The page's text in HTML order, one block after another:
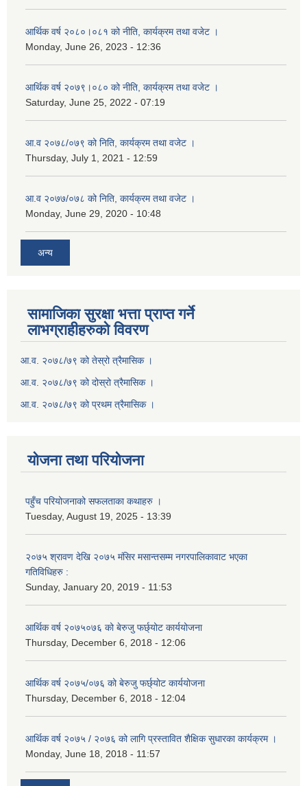
आर्थिक वर्ष २०८०।०८१ को नीति, कार्यक्रम तथा वजेट ।
Monday, June 26, 2023 - 12:36
आर्थिक वर्ष २०७९।०८० को नीति, कार्यक्रम तथा वजेट ।
Saturday, June 25, 2022 - 07:19
आ.व २०७८/०७९ को निति, कार्यक्रम तथा वजेट ।
Thursday, July 1, 2021 - 12:59
आ.व २०७७/०७८ को निति, कार्यक्रम तथा वजेट ।
Monday, June 29, 2020 - 10:48
अन्य
सामाजिका सुरक्षा भत्ता प्राप्त गर्ने
लाभग्राहीहरुको विवरण
आ.व. २०७८/७९ को तेस्रो त्रैमासिक ।
आ.व. २०७८/७९ को दोस्रो त्रैमासिक ।
आ.व. २०७८/७९ को प्रथम त्रैमासिक ।
योजना तथा परियोजना
पहुँच परियोजनाको सफलताका कथाहरु ।
Tuesday, August 19, 2025 - 13:39
२०७५ श्रावण देखि २०७५ मंसिर मसान्तसम्म नगरपालिकावाट भएका
गतिविधिहरु :
Sunday, January 20, 2019 - 11:53
आर्थिक वर्ष २०७५०७६ को बेरुजु फर्छ्योट कार्ययोजना
Thursday, December 6, 2018 - 12:06
आर्थिक वर्ष २०७५/०७६ को बेरुजु फर्छ्योट कार्ययोजना
Thursday, December 6, 2018 - 12:04
आर्थिक वर्ष २०७५ / २०७६ को लागि प्रस्तावित शैक्षिक सुधारका कार्यक्रम ।
Monday, June 18, 2018 - 11:57